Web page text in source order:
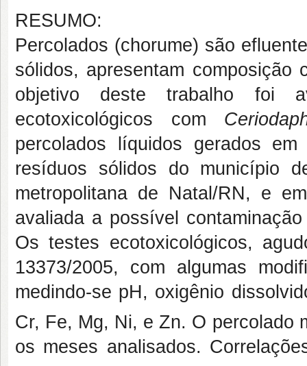
RESUMO:
Percolados (chorume) são
sólidos, apresentam
objetivo deste trabalho foi
ecotoxicológicos com
percolados líquidos gerados
resíduos sólidos do município
metropolitana de Natal/RN, e
avaliada a possível
Os testes ecotoxicológicos,
13373/2005, com algumas
medindo-se pH, oxigênio
Cr, Fe, Mg, Ni, e Zn. O percolado
os meses analisados.